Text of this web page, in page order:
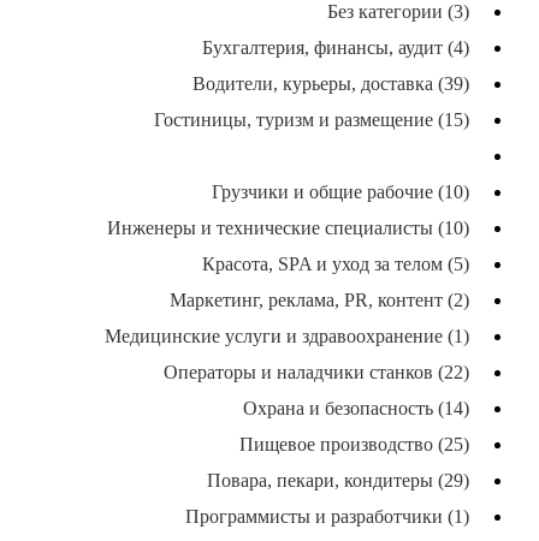
Без категории (3)
Бухгалтерия, финансы, аудит (4)
Водители, курьеры, доставка (39)
Гостиницы, туризм и размещение (15)
Грузчики и общие рабочие (10)
Инженеры и технические специалисты (10)
Красота, SPA и уход за телом (5)
Маркетинг, реклама, PR, контент (2)
Медицинские услуги и здравоохранение (1)
Операторы и наладчики станков (22)
Охрана и безопасность (14)
Пищевое производство (25)
Повара, пекари, кондитеры (29)
Программисты и разработчики (1)